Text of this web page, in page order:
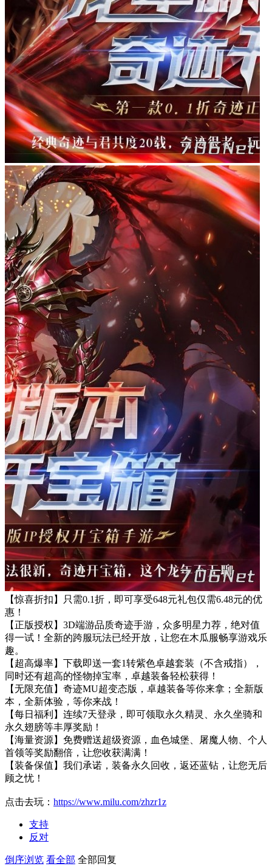
【惊喜折扣】只需0.1折，即可享受648元礼包仅需6.48元的优
惠！
【正版授权】3D端游品质奇迹手游，众多明星力荐，绝对值
得一试！全新的跨服玩法已经开放，让您在木瓜服畅享游戏乐
趣。
【超高爆率】下载即送一套1转紫色卓越套装（不含戒指），
同时还有超高的怪物掉宝率，卓越装备轻松获得！
【无限充值】奇迹MU超变态版，卓越装备等你来拿；全新版
本，全新体验，等你来战！
【每日福利】连续7天登录，即可领取永久精灵、永久坐骑和
永久翅膀等丰厚奖励！
【海量资源】免费赠送超级资源，血色城堡、屠魔人物、个人
首领等奖励翻倍，让您收获满满！
【装备保值】我们承诺，装备永久回收，返还蓝钻，让您无后
顾之忧！
点击去玩： https://www.milu.com/zhzr1z
支持
反对
倒序浏览 看全部 全部回复